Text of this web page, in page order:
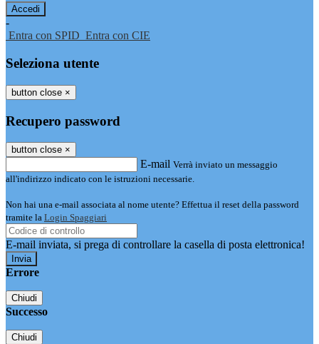
-
Entra con SPID Entra con CIE
Seleziona utente
button close ×
Recupero password
button close ×
E-mail Verrà inviato un messaggio
all'indirizzo indicato con le istruzioni necessarie.
Non hai una e-mail associata al nome utente? Effettua il reset della password
tramite la Login Spaggiari
E-mail inviata, si prega di controllare la casella di posta elettronica!
Errore
Chiudi
Successo
Chiudi